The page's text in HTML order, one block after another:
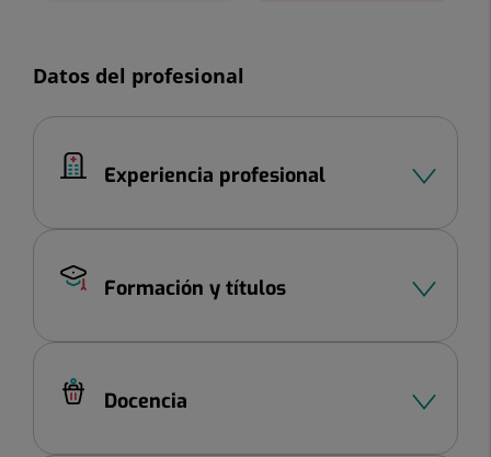
Datos del profesional
Experiencia profesional
Formación y títulos
Docencia